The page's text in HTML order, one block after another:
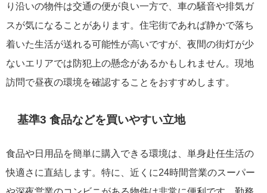
り沿いの物件は交通の便が良い一方で、車の騒音や排気ガ
スが気になることがあります。住宅街であれば静かで落ち
着いた生活が送れる可能性が高いですが、夜間の街灯が少
ないエリアでは防犯上の懸念があるかもしれません。現地
訪問で昼夜の環境を確認することをおすすめします。
基準3 食品などを買いやすい立地
食品や日用品を簡単に購入できる環境は、単身赴任生活の
快適さに直結します。特に、近くに24時間営業のスーパー
や深夜営業のコンビニがある物件は非常に便利です。勤務